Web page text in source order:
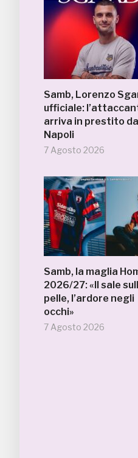
Samb, Lorenzo
ufficiale:
arriva in prestito
Napoli
7 Agosto 2026
Samb, la maglia
2026/27: «Il sale
pelle, l’ardore negli
occhi»
7 Agosto 2026